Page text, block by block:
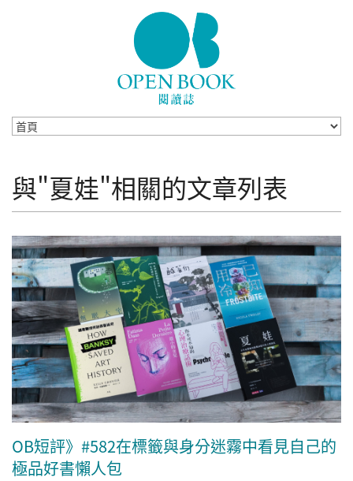
與"夏娃"相關的文章列表
OB短評》#582在標籤與身分迷霧中看見自己的
極品好書懶人包